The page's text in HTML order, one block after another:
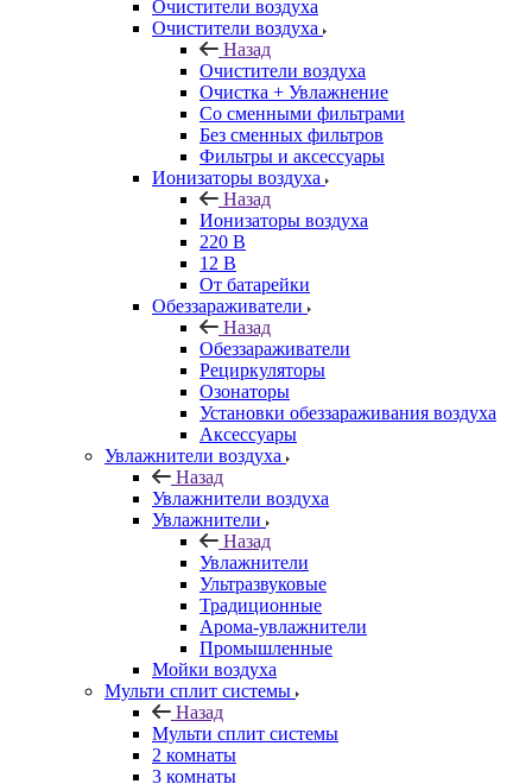
Очистители воздуха
Очистители воздуха
Назад
Очистители воздуха
Очистка + Увлажнение
Cо сменными фильтрами
Без сменных фильтров
Фильтры и аксессуары
Ионизаторы воздуха
Назад
Ионизаторы воздуха
220 В
12 В
От батарейки
Обеззараживатели
Назад
Обеззараживатели
Рециркуляторы
Озонаторы
Установки обеззараживания воздуха
Аксессуары
Увлажнители воздуха
Назад
Увлажнители воздуха
Увлажнители
Назад
Увлажнители
Ультразвуковые
Традиционные
Арома-увлажнители
Промышленные
Мойки воздуха
Мульти сплит системы
Назад
Мульти сплит системы
2 комнаты
3 комнаты